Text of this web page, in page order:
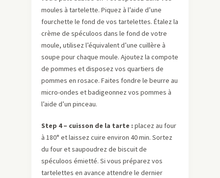
moules à tartelette. Piquez à l’aide d’une
fourchette le fond de vos tartelettes. Étalez la
crème de spéculoos dans le fond de votre
moule, utilisez l’équivalent d’une cuillère à
soupe pour chaque moule. Ajoutez la compote
de pommes et disposez vos quartiers de
pommes en rosace. Faites fondre le beurre au
micro-ondes et badigeonnez vos pommes à
l’aide d’un pinceau.
Step 4 – cuisson de la tarte : placez au four
à 180° et laissez cuire environ 40 min. Sortez
du four et saupoudrez de biscuit de
spéculoos émietté. Si vous préparez vos
tartelettes en avance attendre le dernier